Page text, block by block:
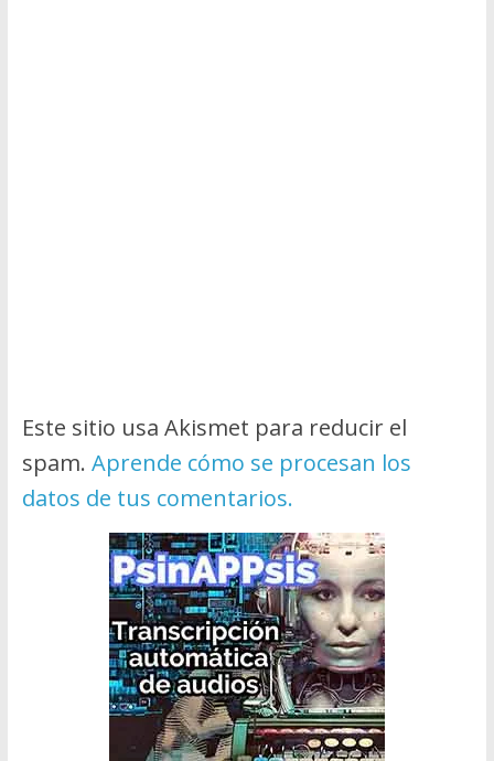
Este sitio usa Akismet para reducir el
spam. Aprende cómo se procesan los
datos de tus comentarios.